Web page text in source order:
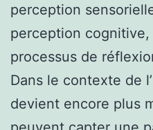
perception
perception
processus de
Dans le contexte de
devient encore plus